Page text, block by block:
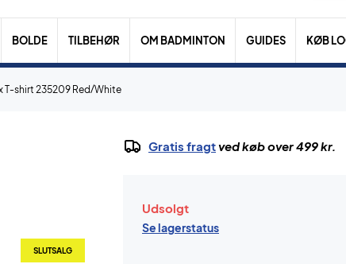
BOLDE TILBEHØR OM BADMINTON GUIDES KØB
T-shirt 235209 Red/White
SLUTSALG
Gratis fragtved køb over 499 kr.
Udsolgt
Se lagerstatus